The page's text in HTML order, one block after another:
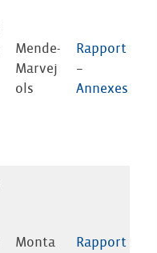
Mende-
Marvej
ols
Rapport
–
Annexes
Monta
Rapport